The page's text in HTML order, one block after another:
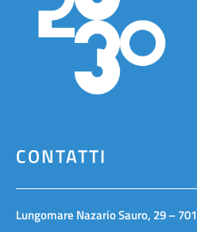
CONTATTI
Lungomare Nazario Sauro, 29 –